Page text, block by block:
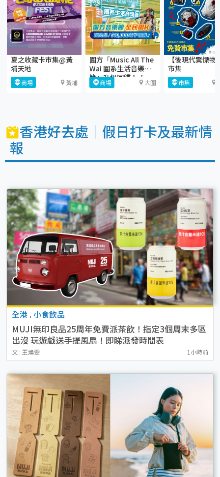
夏之收藏卡市集@黃
埔天地
商場 黃埔
圍方「Music All The
Wai 圍系生活音樂
節」升級回歸！🎶
商場 大圍
【後現代驚慄物
市集
市集
香港好去處｜假日打卡及最新情
報
全港 . 小食飲品
MUJI無印良品25周年免費派茶飲！指定3個周末多區
出沒 玩遊戲送手提風扇！即睇派發時間表
文 : 王煥雯 1小時前